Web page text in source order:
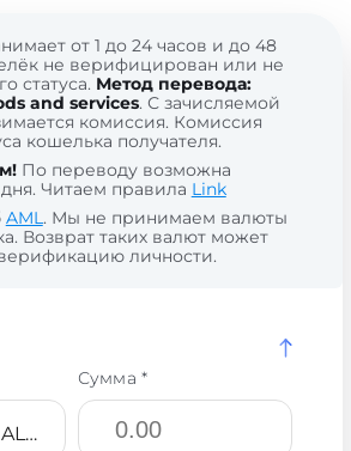
от 1 до 24 часов и до 48
не верифицирован или не
статуса. Метод перевода:
and services. С зачисляемой
комиссия. Комиссия
кошелька получателя.
По переводу возможна
Читаем правила Link
AML. Мы не принимаем валюты
Возврат таких валют может
личности.
Algorand ALGO
Сумма *